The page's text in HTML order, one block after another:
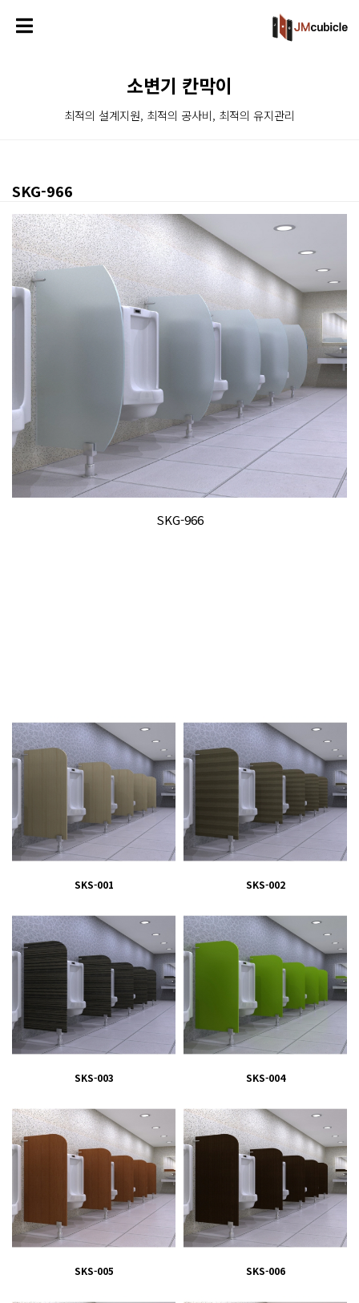
소변기 칸막이
최적의 설계지원, 최적의 공사비, 최적의 유지관리
SKG-966
본문
SKG-966
SKS-001 SKS-002
SKS-003 SKS-004
SKS-005 SKS-006